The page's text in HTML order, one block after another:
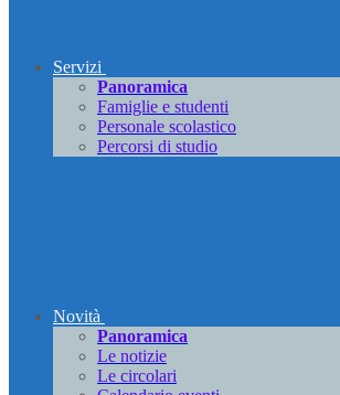
Servizi
Panoramica
Famiglie e studenti
Personale scolastico
Percorsi di studio
Novità
Panoramica
Le notizie
Le circolari